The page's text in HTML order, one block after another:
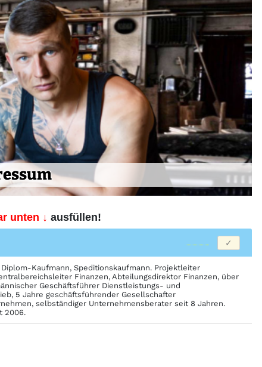
unten ↓ ausfüllen!
Diplom-Kaufmann, Speditionskaufmann. Projektleiter
Finanzen, Abteilungsdirektor Finanzen, über
Geschäftsführer Dienstleistungs- und
5 Jahre geschäftsführender Gesellschafter
selbständiger Unternehmensberater seit 8 Jahren.
2006.